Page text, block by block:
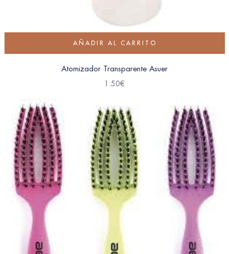
AÑADIR AL CARRITO
Atomizador Transparente Asuer
1.50€